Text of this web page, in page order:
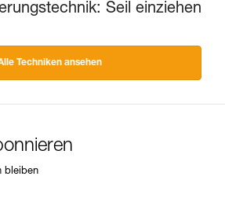
Seil einziehen
Techniken ansehen
bleiben